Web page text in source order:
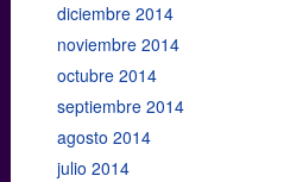
diciembre 2014
noviembre 2014
octubre 2014
septiembre 2014
agosto 2014
julio 2014